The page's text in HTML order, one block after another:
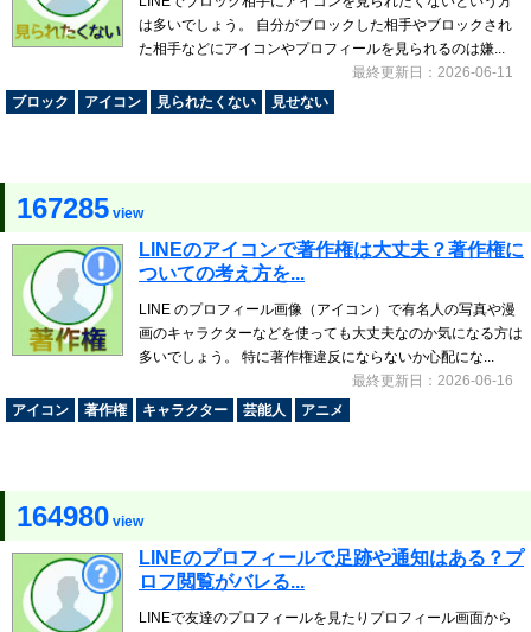
は多いでしょう。 自分がブロックした相手やブロックされ
た相手などにアイコンやプロフィールを見られるのは嫌...
最終更新日：2026-06-11
ブロック
アイコン 見られたくない 見せない
167285 view
LINEのアイコンで著作権は大丈夫？著作権に
ついての考え方を...
LINE のプロフィール画像（アイコン）で有名人の写真や漫
画のキャラクターなどを使っても大丈夫なのか気になる方は
多いでしょう。 特に著作権違反にならないか心配にな...
最終更新日：2026-06-16
アイコン
著作権 キャラクター 芸能人 アニメ
164980 view
LINEのプロフィールで足跡や通知はある？プ
ロフ閲覧がバレる...
LINEで友達のプロフィールを見たりプロフィール画面から